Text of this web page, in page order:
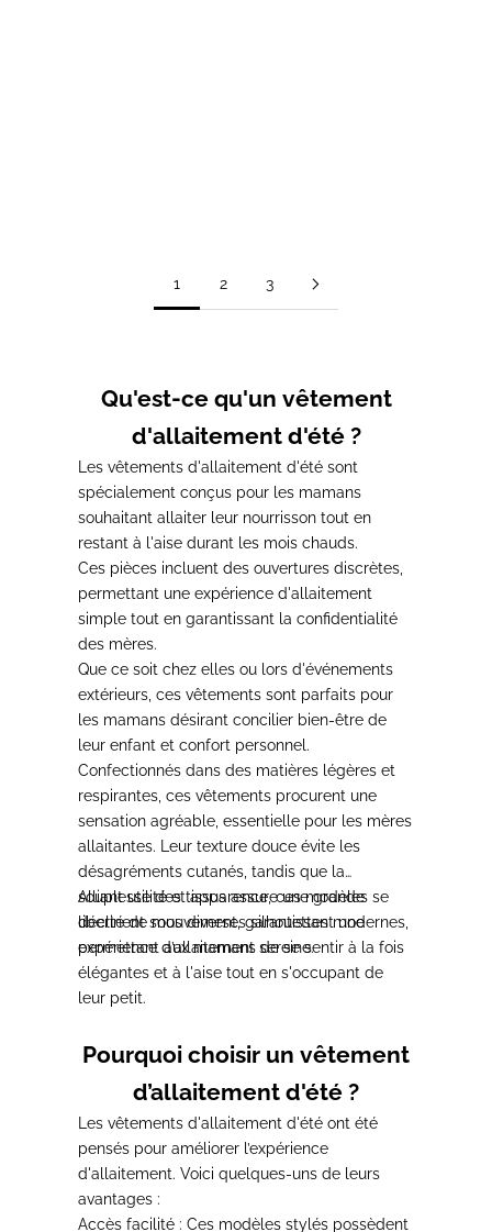
1 2 3
Qu'est-ce qu'un vêtement
d'allaitement d'été ?
Les vêtements d'allaitement d'été sont
spécialement conçus pour les mamans
souhaitant allaiter leur nourrisson tout en
restant à l'aise durant les mois chauds.
Ces pièces incluent des ouvertures discrètes,
permettant une expérience d'allaitement
simple tout en garantissant la confidentialité
des mères.
Que ce soit chez elles ou lors d'événements
extérieurs, ces vêtements sont parfaits pour
les mamans désirant concilier bien-être de
leur enfant et confort personnel.
Confectionnés dans des matières légères et
respirantes, ces vêtements procurent une
sensation agréable, essentielle pour les mères
allaitantes.
Leur texture douce évite les
désagréments cutanés, tandis que la
souplesse des tissus assure une grande
liberté de mouvement, garantissant une
expérience d’allaitement sereine.
Alliant utilité et apparence,ces modèles se
déclinent sous diverses silhouettes modernes,
permettant aux mamans de se sentir à la fois
élégantes et à l'aise tout en s'occupant de
leur petit.
Pourquoi choisir un vêtement
d’allaitement d'été ?
Les vêtements d'allaitement d'été ont été
pensés pour améliorer l’expérience
d'allaitement. Voici quelques-uns de leurs
avantages :
Accès facilité : Ces modèles stylés possèdent